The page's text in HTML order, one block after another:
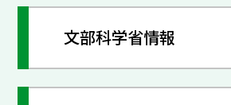
文部科学省情報